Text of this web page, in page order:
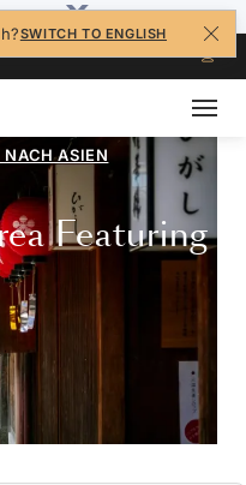
SWITCH TO ENGLISH
NACH ASIEN
Featuring